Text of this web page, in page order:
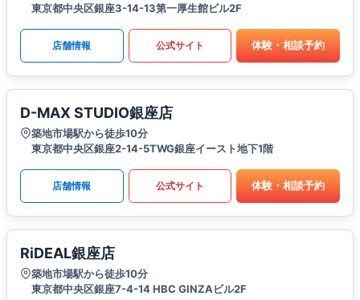
東京都中央区銀座3-14-13第一厚生館ビル2F
店舗情報 公式サイト 体験・相談予約
D-MAX STUDIO銀座店
築地市場駅から徒歩10分
東京都中央区銀座2-14-5TWG銀座イースト地下1階
店舗情報 公式サイト 体験・相談予約
RiDEAL銀座店
築地市場駅から徒歩10分
東京都中央区銀座7-4-14 HBC GINZAビル2F